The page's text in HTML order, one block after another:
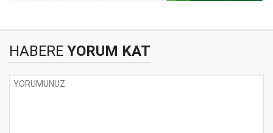
HABERE YORUM KAT